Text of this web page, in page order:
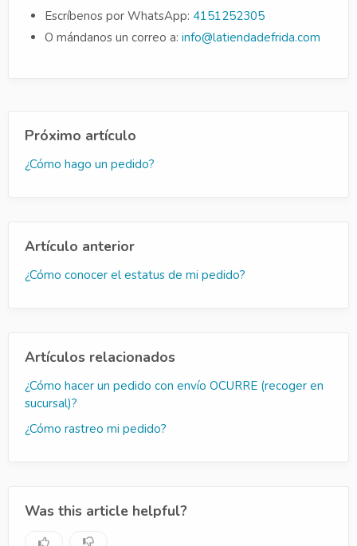
Escríbenos por WhatsApp: 4151252305
O mándanos un correo a: info@latiendadefrida.com
Próximo artículo
¿Cómo hago un pedido?
Artículo anterior
¿Cómo conocer el estatus de mi pedido?
Artículos relacionados
¿Cómo hacer un pedido con envío OCURRE (recoger en
sucursal)?
¿Cómo rastreo mi pedido?
Was this article helpful?